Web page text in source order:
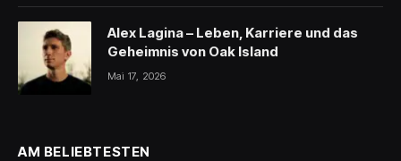
Alex Lagina – Leben, Karriere und das
Geheimnis von Oak Island
Mai 17, 2026
AM BELIEBTESTEN